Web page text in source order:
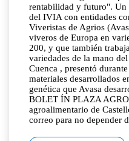
rentabilidad y futuro". Un
del IVIA con entidades
Viveristas de Agrios
viveros de Europa en
200, y que también
variedades de la mano
Cuenca , presentó
materiales desarrollados
genética que Avasa
BOLET ÍN PLAZA
agroalimentario de
correo para no depender